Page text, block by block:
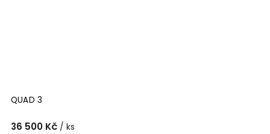
QUAD 3
36 500 Kč / ks